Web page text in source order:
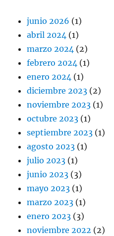
junio 2026 (1)
abril 2024 (1)
marzo 2024 (2)
febrero 2024 (1)
enero 2024 (1)
diciembre 2023 (2)
noviembre 2023 (1)
octubre 2023 (1)
septiembre 2023 (1)
agosto 2023 (1)
julio 2023 (1)
junio 2023 (3)
mayo 2023 (1)
marzo 2023 (1)
enero 2023 (3)
noviembre 2022 (2)